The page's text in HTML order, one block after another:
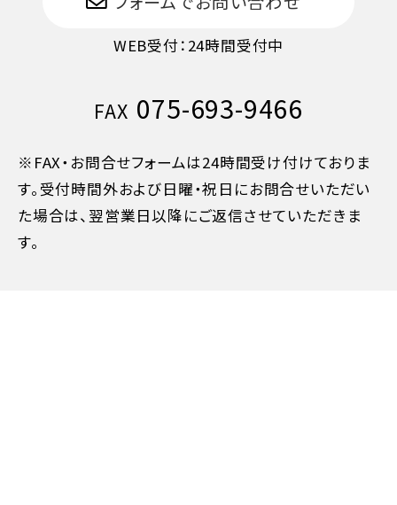
WEB受付：24時間受付中
FAX 075-693-9466
※FAX・お問合せフォームは24時間受け付けておりま
す。受付時間外および日曜・祝日にお問合せいただい
た場合は、翌営業日以降にご返信させていただきま
す。